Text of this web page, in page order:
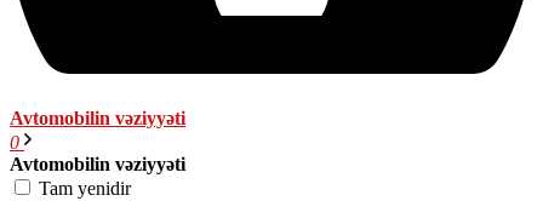
Avtomobilin vəziyyəti
0
Avtomobilin vəziyyəti
Tam yenidir